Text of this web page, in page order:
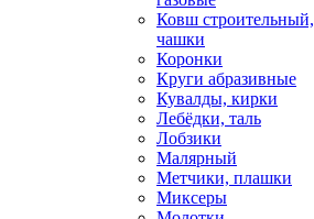
Ковш строительный,
чашки
Коронки
Круги абразивные
Кувалды, кирки
Лебёдки, таль
Лобзики
Малярный
Метчики, плашки
Миксеры